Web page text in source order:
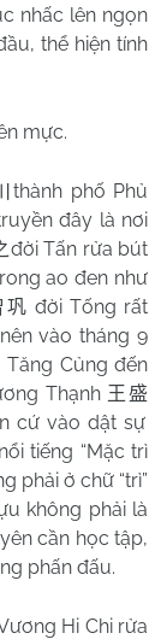
nhấc lên ngọn
thể hiện tính
mực.
thành phố Phủ
đây là nơi
đời Tấn rửa bút
ao đen như
巩 đời Tống rất
vào tháng 9
Tăng Củng đến
Thạnh 王盛
cứ vào dật sự
tiếng “Mặc trì
phải ở chữ “trì”
không phải là
cần học tập,
phấn đấu.
Hi Chi rửa